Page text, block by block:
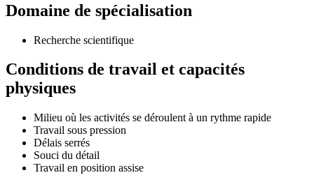
Domaine de spécialisation
Recherche scientifique
Conditions de travail et capacités
physiques
Milieu où les activités se déroulent à un rythme rapide
Travail sous pression
Délais serrés
Souci du détail
Travail en position assise